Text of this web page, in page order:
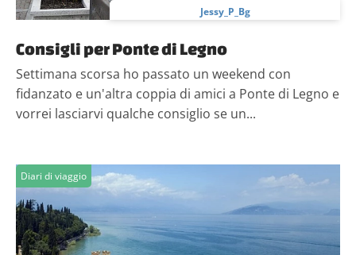
Jessy_P_Bg
Consigli per Ponte di Legno
Settimana scorsa ho passato un weekend con
fidanzato e un'altra coppia di amici a Ponte di Legno e
vorrei lasciarvi qualche consiglio se un...
Diari di viaggio